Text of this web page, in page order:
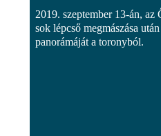
2019. szeptember 13-án,
sok lépcső megmászása
panorámáját a toronyból.